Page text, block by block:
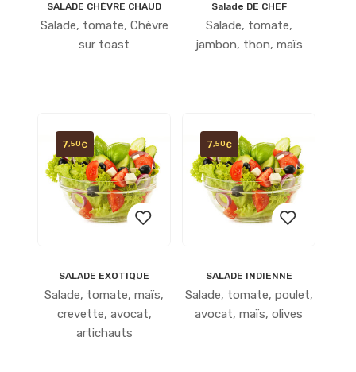
Ajouter
SALADE CHÈVRE CHAUD
Salade, tomate, Chèvre
sur toast
Ajouter
à la
Salade DE CHEF
Salade, tomate,
jambon, thon, maïs
Ajouter
à la
SALADE EXOTIQUE
Salade, tomate, maïs,
crevette, avocat,
artichauts
7 ,50€
Ajouter
à la
SALADE INDIENNE
Salade, tomate, poulet,
avocat, maïs, olives
7 ,50€